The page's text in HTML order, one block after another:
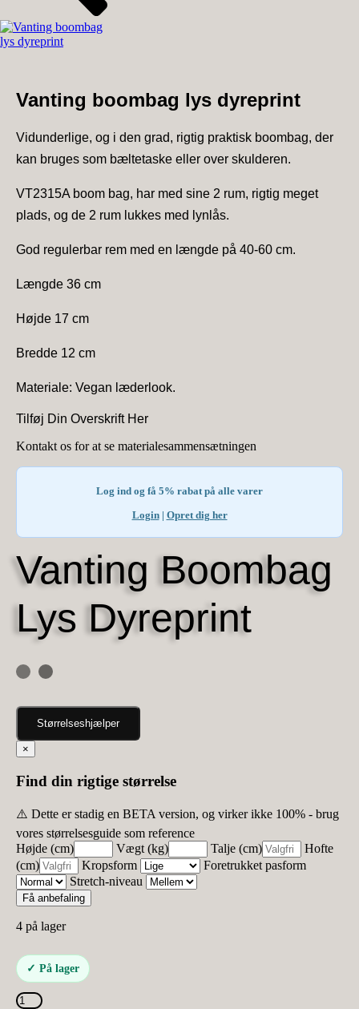
Vanting boombag lys dyreprint
Vidunderlige, og i den grad, rigtig praktisk boombag, der
kan bruges som bæltetaske eller over skulderen.
VT2315A boom bag, har med sine 2 rum, rigtig meget
plads, og de 2 rum lukkes med lynlås.
God regulerbar rem med en længde på 40-60 cm.
Længde 36 cm
Højde 17 cm
Bredde 12 cm
Materiale: Vegan læderlook.
Tilføj Din Overskrift Her
Kontakt os for at se materialesammensætningen
Log ind og få 5% rabat på alle varer
Login| Opret dig her
Vanting Boombag
Lys Dyreprint
Størrelseshjælper
×
Find din rigtige størrelse
⚠️ Dette er stadig en BETA version, og virker ikke 100% - brug
vores størrelsesguide som reference
Højde (cm)
Vægt (kg) Talje (cm)
Hofte
(cm)
Kropsform
Foretrukket pasform
Stretch-niveau
Få anbefaling
4 på lager
✓ På lager
Vanting